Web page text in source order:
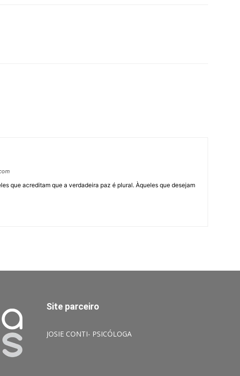
que acreditam que a verdadeira paz é plural. Àqueles que desejam
Site parceiro
JOSIE CONTI- PSICÓLOGA